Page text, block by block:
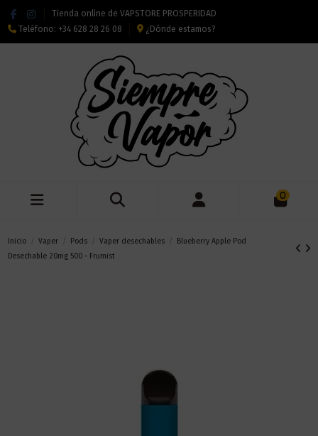
Tienda online de VAPSTORE PROSPERIDAD
Teléfono: +34 628 28 26 08 ¿Dónde estamos?
0
Inicio Vaper Pods Vaper desechables
Blueberry Apple Pod
Desechable 20mg 500 - Frumist